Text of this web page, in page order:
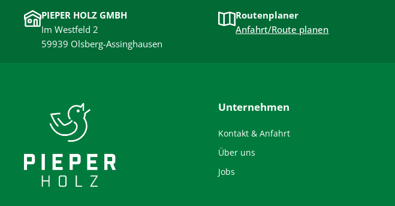
PIEPER HOLZ GMBH
Im Westfeld 2
59939 Olsberg-Assinghausen
Routenplaner
Anfahrt/Route planen
Unternehmen
Kontakt & Anfahrt
Über uns
Jobs